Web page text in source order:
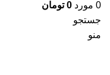
0 مورد 0 تومان
جستجو
منو